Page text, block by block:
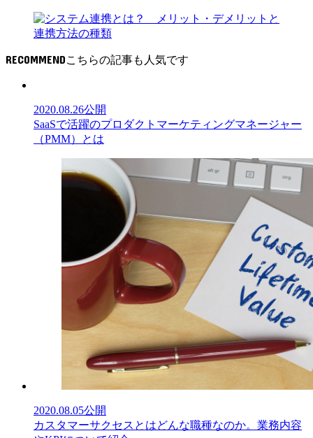
RECOMMEND
2020.08.26公開
SaaSで活躍のプロダクトマーケティングマネージャー
（PMM）とは
2020.08.05公開
カスタマーサクセスとはどんな職種なのか。業務内容